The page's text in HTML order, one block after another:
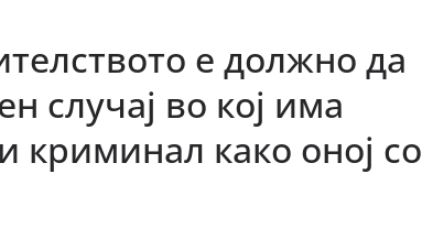
е должно да
случај во кој има
криминал како оној со